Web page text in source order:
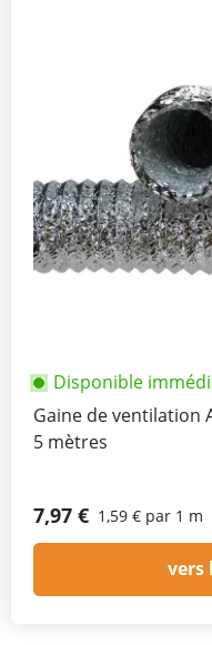
Disponible
Gaine de ventilation
5 mètres
7,97 € 1,59 € par 1 m
vers